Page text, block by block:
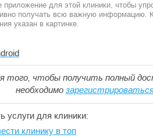
приложение для этой клиники, чтобы
получать всю важную информацию.
указан в картинке.
того, чтобы получить полный
необходимо
услуги для клиники:
клинику в топ